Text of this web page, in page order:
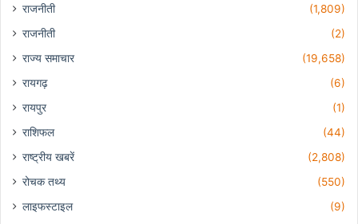
राजनीती
(1,809)
राजनीती
(2)
राज्य समाचार
(19,658)
रायगढ़
(6)
रायपुर
(1)
राशिफल
(44)
राष्ट्रीय खबरें
(2,808)
रोचक तथ्य
(550)
लाइफस्टाइल
(9)